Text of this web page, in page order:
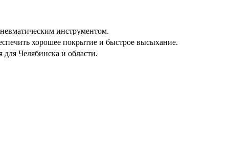
инструментом.
хорошее покрытие и быстрое высыхание.
Челябинска и области.